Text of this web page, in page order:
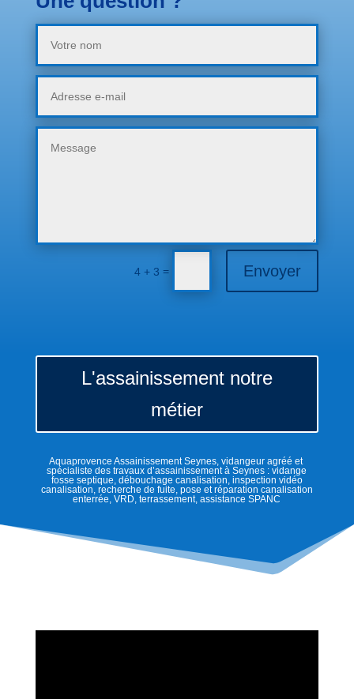
4 + 3 = Envoyer
L'assainissement notre
métier
Aquaprovence Assainissement Seynes, vidangeur agréé et
spécialiste des travaux d’assainissement à Seynes : vidange
fosse septique, débouchage canalisation, inspection vidéo
canalisation, recherche de fuite, pose et réparation canalisation
enterrée, VRD, terrassement, assistance SPANC